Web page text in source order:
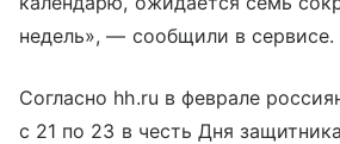
недель», — сообщили в сервисе.
Согласно hh.ru в феврале
с 21 по 23 в честь Дня